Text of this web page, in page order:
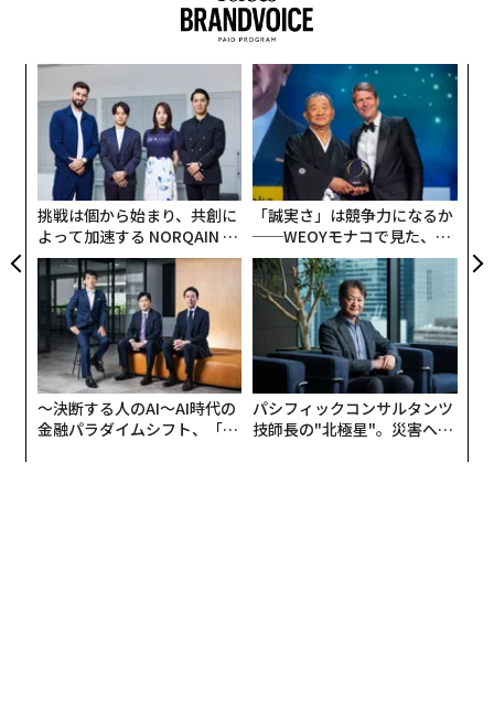
挑戦は個から始まり、共創に
よって加速する NORQAIN JA
PAN 特別座談会
「誠実さ」は競争力になるか
──WEOYモナコで見た、く
ら寿司の経営哲学
〜決断する人のAI〜AI時代の
金融パラダイムシフト、「超
パシフィックコンサルタンツ
技師長の"北極星"。災害への